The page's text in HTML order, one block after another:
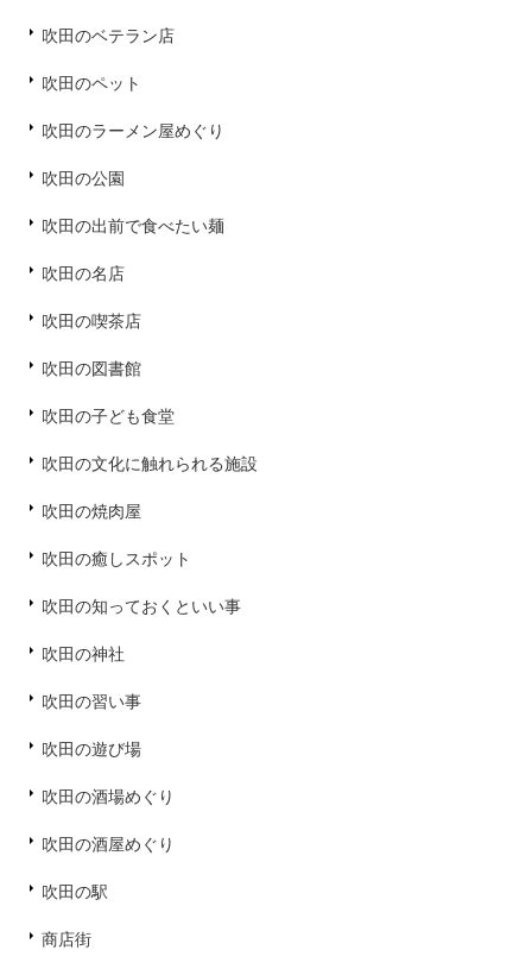
吹田のベテラン店
吹田のペット
吹田のラーメン屋めぐり
吹田の公園
吹田の出前で食べたい麺
吹田の名店
吹田の喫茶店
吹田の図書館
吹田の子ども食堂
吹田の文化に触れられる施設
吹田の焼肉屋
吹田の癒しスポット
吹田の知っておくといい事
吹田の神社
吹田の習い事
吹田の遊び場
吹田の酒場めぐり
吹田の酒屋めぐり
吹田の駅
商店街